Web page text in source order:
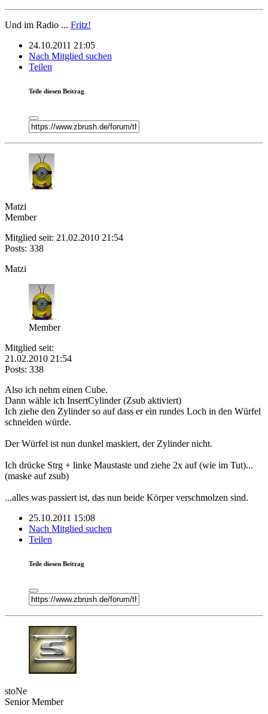
Und im Radio ... Fritz!
24.10.2011 21:05
Nach Mitglied suchen
Teilen
Teile diesen Beitrag
Matzi
Member
Mitglied seit: 21.02.2010 21:54
Posts: 338
Matzi
Member
Mitglied seit:
21.02.2010 21:54
Posts: 338
Also ich nehm einen Cube.
Dann wähle ich InsertCylinder (Zsub aktiviert)
Ich ziehe den Zylinder so auf dass er ein rundes Loch in den Würfel
schneiden würde.
Der Würfel ist nun dunkel maskiert, der Zylinder nicht.
Ich drücke Strg + linke Maustaste und ziehe 2x auf (wie im Tut)...
(maske auf zsub)
...alles was passiert ist, das nun beide Körper verschmolzen sind.
25.10.2011 15:08
Nach Mitglied suchen
Teilen
Teile diesen Beitrag
stoNe
Senior Member